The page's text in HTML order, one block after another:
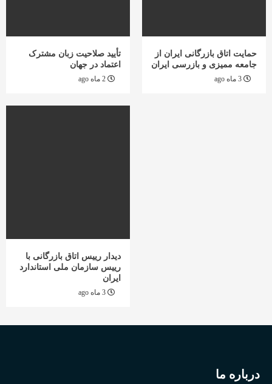
تأیید صلاحیت زبان مشترک
اعتماد در جهان
حمایت اتاق بازرگانی ایران از
جامعه ممیزی و بازرسی ایران
دیدار رییس اتاق بازرگانی با
رییس سازمان ملی استاندارد
ایران
درباره ما